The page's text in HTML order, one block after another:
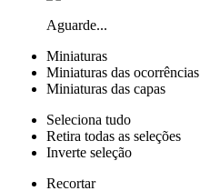
Aguarde...
Miniaturas
Miniaturas das ocorrências
Miniaturas das capas
Seleciona tudo
Retira todas as seleções
Inverte seleção
Recortar